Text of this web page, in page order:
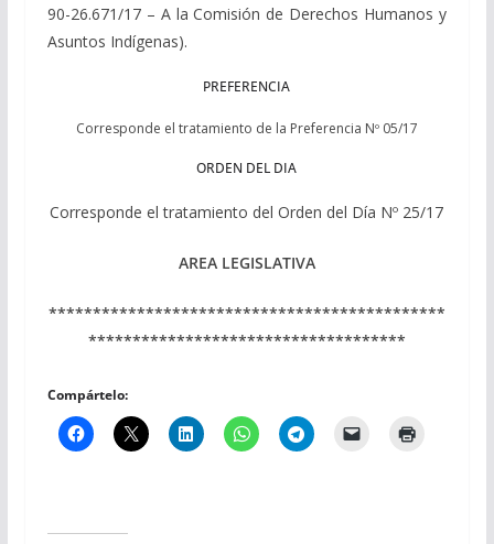
90-26.671/17 – A la Comisión de Derechos Humanos y
Asuntos Indígenas).
PREFERENCIA
Corresponde el tratamiento de la Preferencia Nº 05/17
ORDEN DEL DIA
Corresponde el tratamiento del Orden del Día Nº 25/17
AREA LEGISLATIVA
*********************************************
************************************
Compártelo: